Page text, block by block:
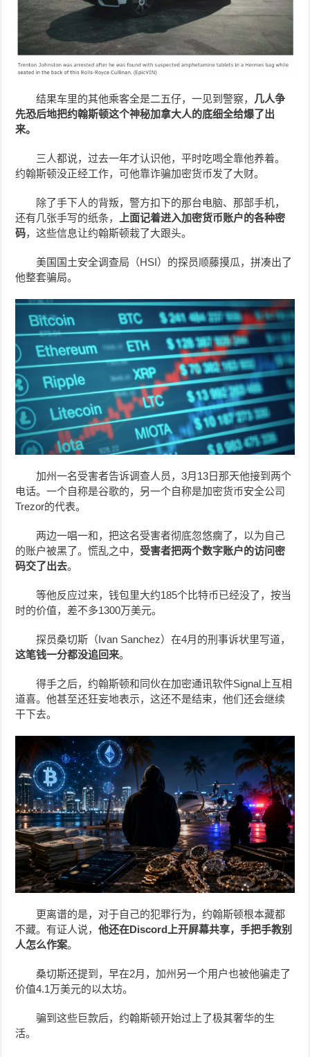
结果车里的其他乘客全是二五仔，一见到警察，
几人争
先恐后地把约翰斯顿这个神秘加拿大人的底细全给爆了出
来。
三人都说，过去一年才认识他，平时吃喝全靠他养着。
约翰斯顿没正经工作，可他靠诈骗加密货币发了大财。
除了手下人的背叛，警方扣下的那台电脑、那部手机，
还有几张手写的纸条，
上面记着进入加密货币账户的各种密
码，这些信息让约翰斯顿栽了大跟头。
美国国土安全调查局（HSI）的探员顺藤摸瓜，拼凑出了
他整套骗局。
加州一名受害者告诉调查人员，3月13日那天他接到两个
电话。一个自称是谷歌的，另一个自称是加密货币安全公司
Trezor的代表。
两边一唱一和，把这名受害者彻底忽悠瘸了，以为自己
的账户被黑了。慌乱之中， 受害者把两个数字账户的访问密
码交了出去。
等他反应过来，钱包里大约185个比特币已经没了，按当
时的价值，差不多1300万美元。
探员桑切斯（Ivan Sanchez）在4月的刑事诉状里写道，
这笔钱一分都没追回来。
得手之后，约翰斯顿和同伙在加密通讯软件Signal上互相
道喜。他甚至还狂妄地表示，这还不是结束，他们还会继续
干下去。
更离谱的是，对于自己的犯罪行为，约翰斯顿根本藏都
不藏。有证人说，他还在Discord上开屏幕共享，手把手教别
人怎么作案。
桑切斯还提到，早在2月，加州另一个用户也被他骗走了
价值4.1万美元的以太坊。
骗到这些巨款后，约翰斯顿开始过上了极其奢华的生
活。